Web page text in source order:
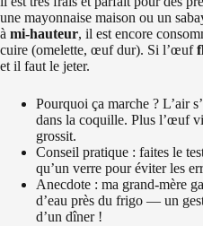
une mayonnaise maison ou un
à mi‑hauteur, il est encore
cuire (omelette, œuf dur). Si l’œuf
et il faut le jeter.
Pourquoi ça marche ? L’air
dans la coquille. Plus l’œuf
grossit.
Conseil pratique : faites le
qu’un verre pour éviter les
Anecdote : ma grand‑mère
d’eau près du frigo — un
d’un dîner !